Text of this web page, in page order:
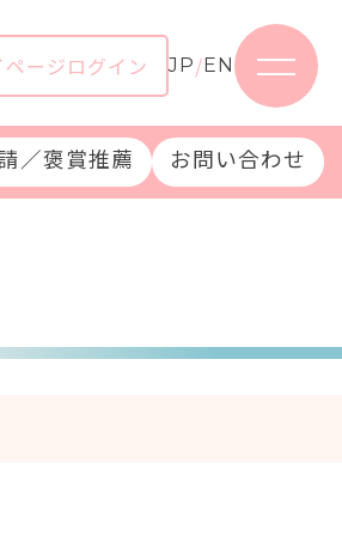
ページログイン JP/EN
／褒賞推薦 お問い合わせ